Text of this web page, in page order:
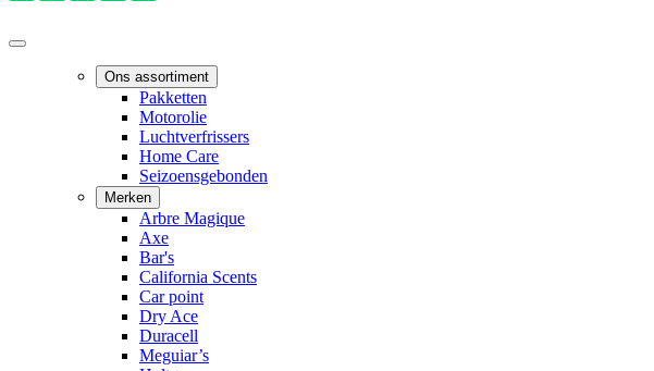
Ons assortiment
Pakketten
Motorolie
Luchtverfrissers
Home Care
Seizoensgebonden
Merken
Arbre Magique
Axe
Bar's
California Scents
Car point
Dry Ace
Duracell
Meguiar’s